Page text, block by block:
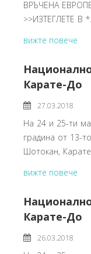
ВРЪЧЕНА
>>ИЗТЕГЛЕТЕ В
вижте повече
Карате-До
27.03.2018
На 24 и 25-ти
градина от 13-
Шотокан,
вижте повече
Карате-До
26.03.2018